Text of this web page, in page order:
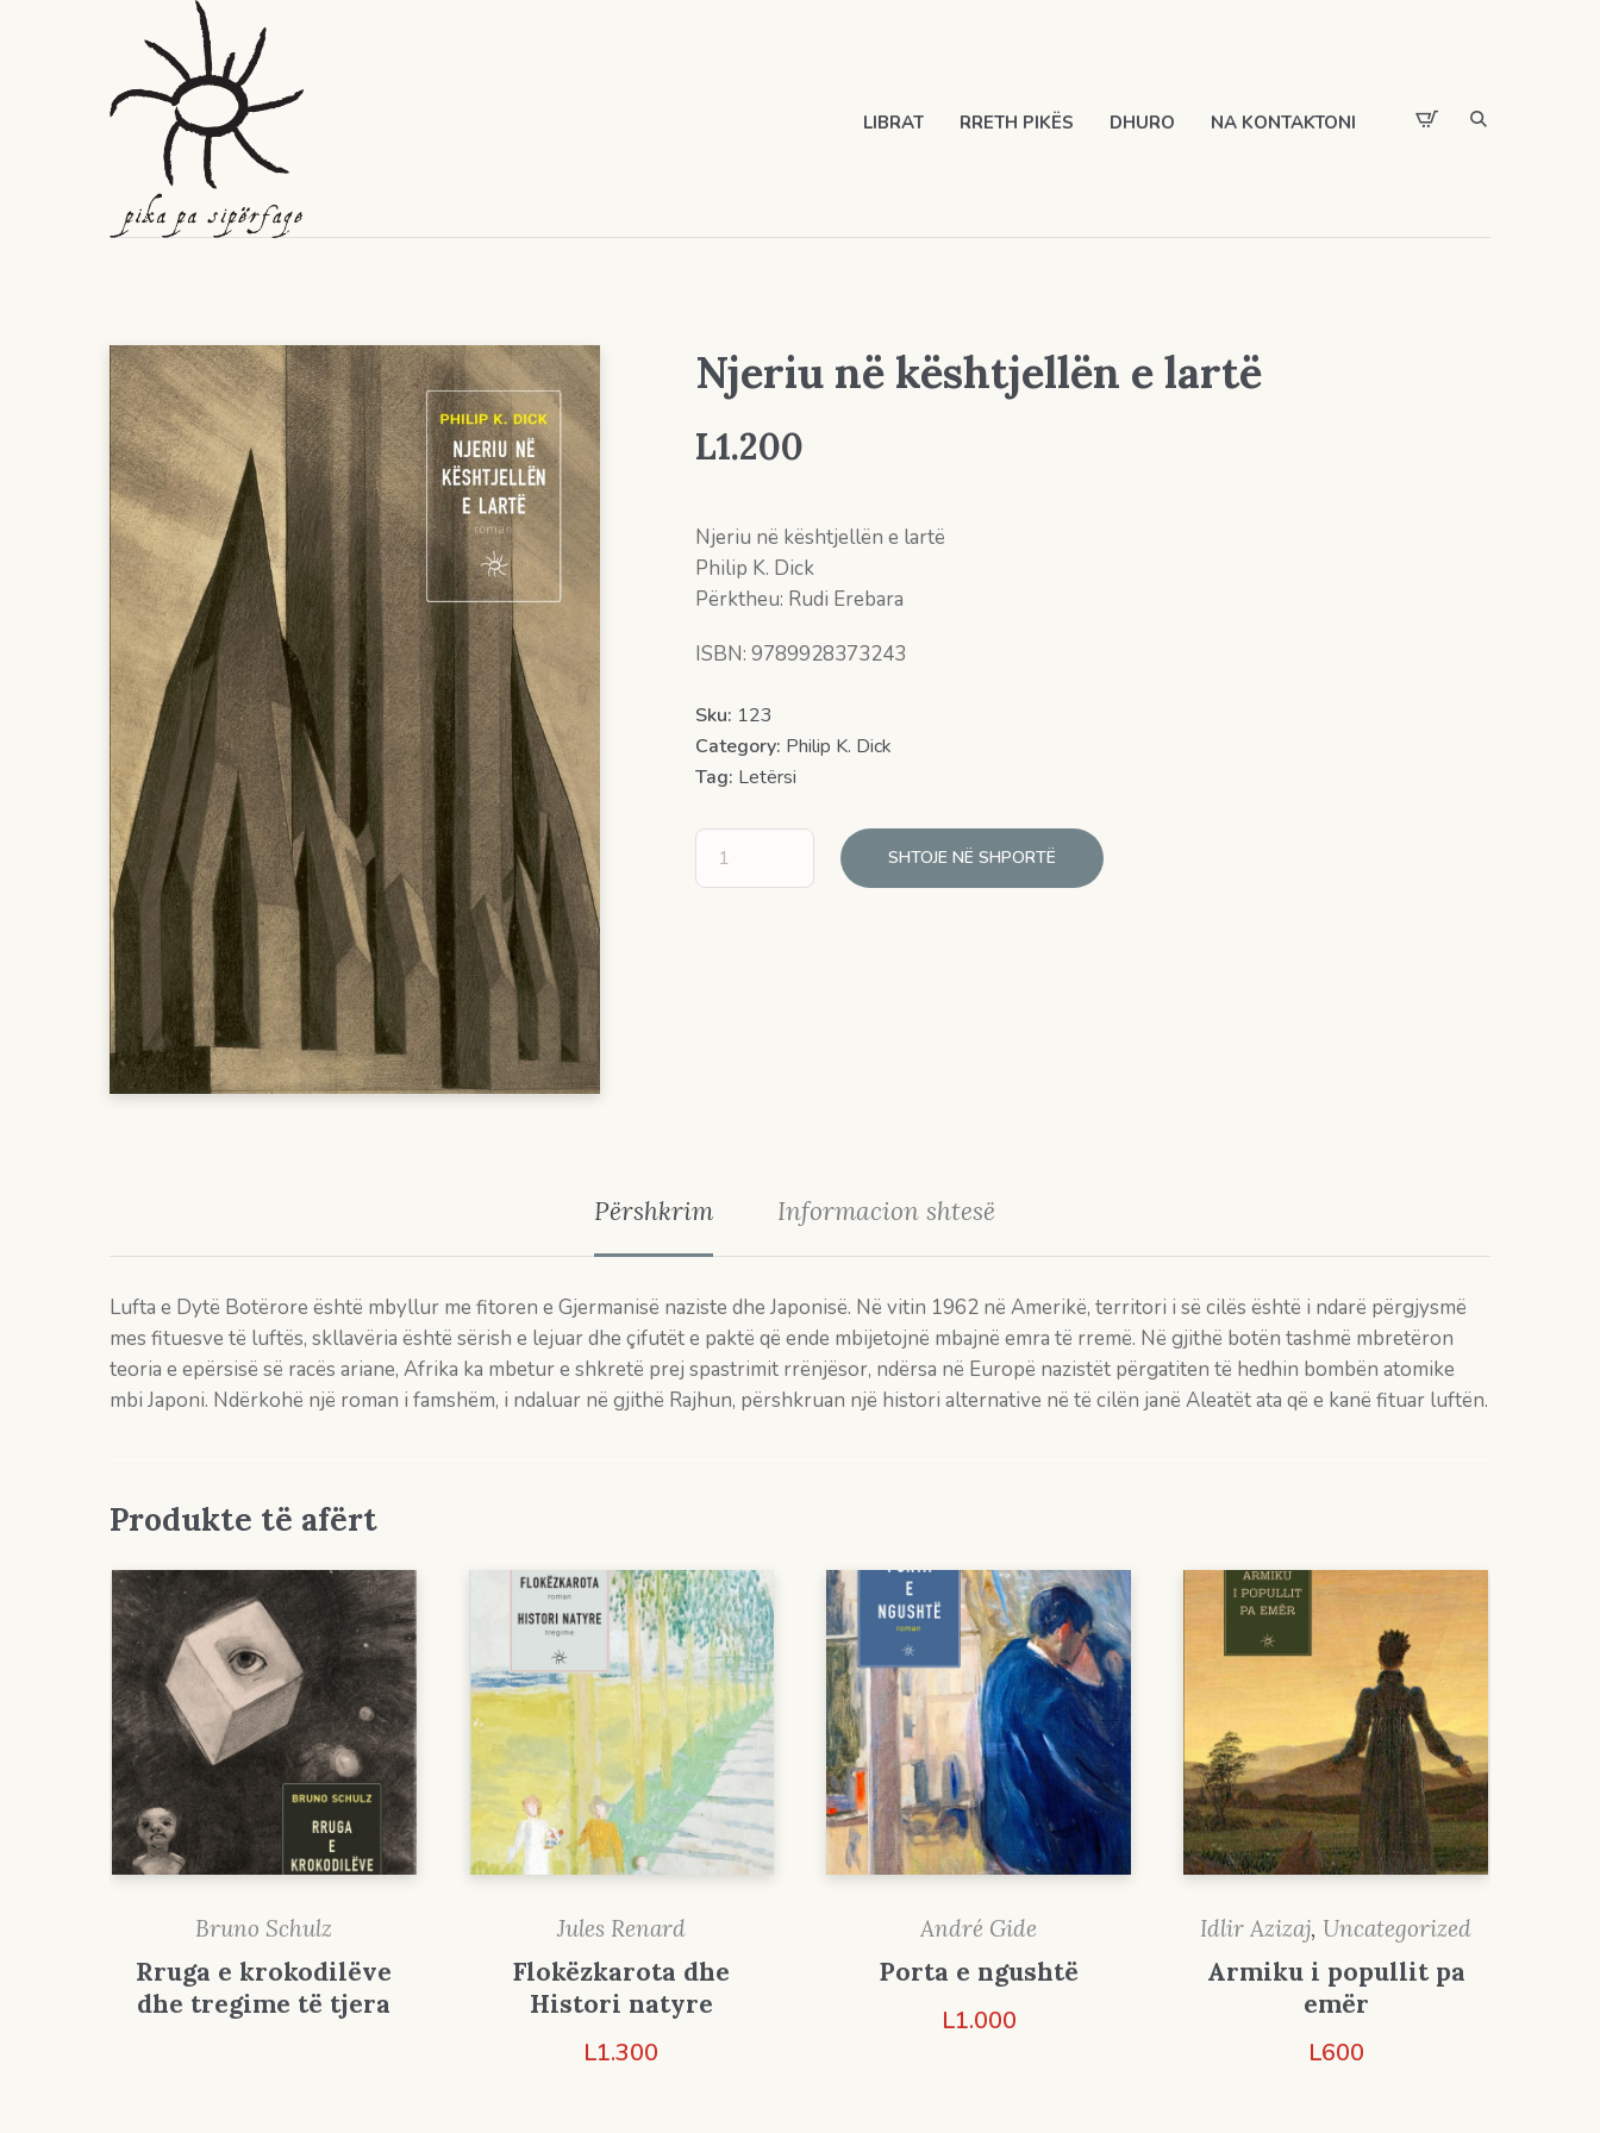
LIBRAT RRETH PIKËS DHURO NA KONTAKTONI
Njeriu në kështjellën e lartë
L1.200
Njeriu në kështjellën e lartë
Philip K. Dick
Përktheu: Rudi Erebara
ISBN: 9789928373243
Sku: 123
Category: Philip K. Dick
Tag: Letërsi
SHTOJE NË SHPORTË
Përshkrim Informacion shtesë
Lufta e Dytë Botërore është mbyllur me fitoren e Gjermanisë naziste dhe Japonisë. Në vitin 1962 në Amerikë, territori i së cilës është i ndarë përgjysmë
mes fituesve të luftës, skllavëria është sërish e lejuar dhe çifutët e paktë që ende mbijetojnë mbajnë emra të rremë. Në gjithë botën tashmë mbretëron
teoria e epërsisë së racës ariane, Afrika ka mbetur e shkretë prej spastrimit rrënjësor, ndërsa në Europë nazistët përgatiten të hedhin bombën atomike
mbi Japoni. Ndërkohë një roman i famshëm, i ndaluar në gjithë Rajhun, përshkruan një histori alternative në të cilën janë Aleatët ata që e kanë fituar luftën.
Produkte të afërt
Bruno Schulz
Rruga e krokodilëve
dhe tregime të tjera
Jules Renard
Flokëzkarota dhe
Histori natyre
L1.300
André Gide
Porta e ngushtë
L1.000
Idlir Azizaj, Uncategorized
Armiku i popullit pa
emër
L600